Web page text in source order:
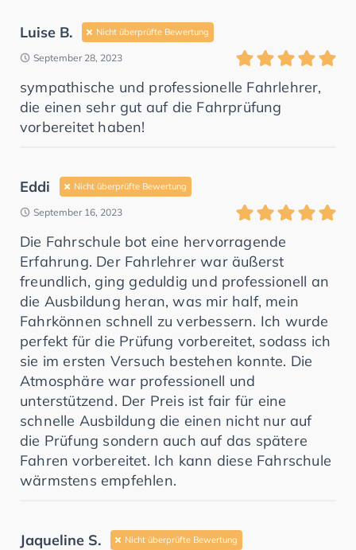
Luise B. Nicht überprüfte Bewertung
September 28, 2023
sympathische und professionelle Fahrlehrer,
die einen sehr gut auf die Fahrprüfung
vorbereitet haben!
Eddi Nicht überprüfte Bewertung
September 16, 2023
Die Fahrschule bot eine hervorragende
Erfahrung. Der Fahrlehrer war äußerst
freundlich, ging geduldig und professionell an
die Ausbildung heran, was mir half, mein
Fahrkönnen schnell zu verbessern. Ich wurde
perfekt für die Prüfung vorbereitet, sodass ich
sie im ersten Versuch bestehen konnte. Die
Atmosphäre war professionell und
unterstützend. Der Preis ist fair für eine
schnelle Ausbildung die einen nicht nur auf
die Prüfung sondern auch auf das spätere
Fahren vorbereitet. Ich kann diese Fahrschule
wärmstens empfehlen.
Jaqueline S. Nicht überprüfte Bewertung